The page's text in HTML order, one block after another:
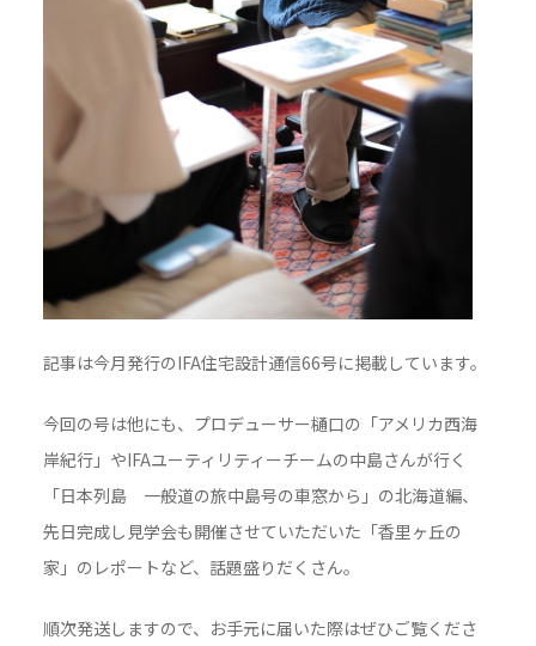
記事は今月発行のIFA住宅設計通信66号に掲載しています。
今回の号は他にも、プロデューサー樋口の「アメリカ西海
岸紀行」やIFAユーティリティーチームの中島さんが行く
「日本列島 一般道の旅中島号の車窓から」の北海道編、
先日完成し見学会も開催させていただいた「香里ヶ丘の
家」のレポートなど、話題盛りだくさん。
順次発送しますので、お手元に届いた際はぜひご覧くださ